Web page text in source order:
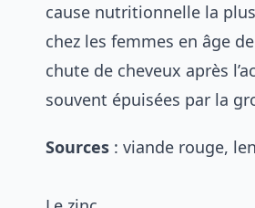
cause nutritionnelle la
chez les femmes en âge
chute de cheveux après
souvent épuisées par la
Sources : viande rouge,